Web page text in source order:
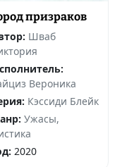
призраков
Шваб
Вероника
Кэссиди Блейк
Ужасы,
2020